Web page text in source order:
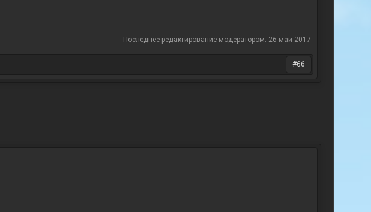
Последнее редактирование модератором: 26 май 2017
#66